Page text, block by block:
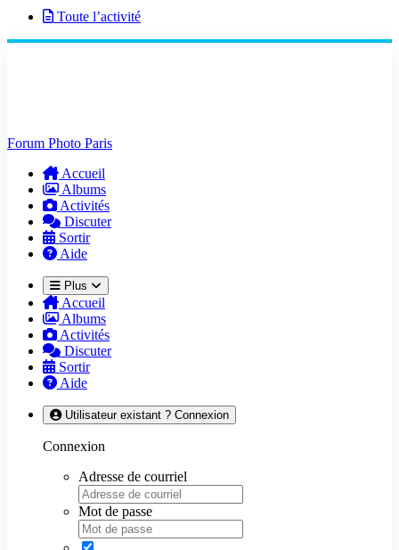
Toute l’activité
Forum Photo Paris
Accueil
Albums
Activités
Discuter
Sortir
Aide
Plus
Accueil
Albums
Activités
Discuter
Sortir
Aide
Utilisateur existant ? Connexion
Connexion
Adresse de courriel
Mot de passe